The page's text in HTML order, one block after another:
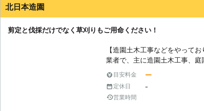
し付けください。
北日本造園
剪定と伐採だけでなく草刈りもご用命ください！
【造園土木工事などをやって
業者で、主に造園土木工事、
1年中庭園のお手入れの依頼が
と言うと、剪定や伐採といっ
刈りも行うことが出来るのです
業。特に、体力がない方がやる
目安料金 ー
定休日 -
営業時間